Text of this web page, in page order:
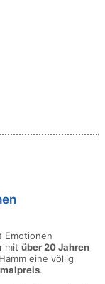
Emotionen
mit über 20 Jahren
eine völlig
.